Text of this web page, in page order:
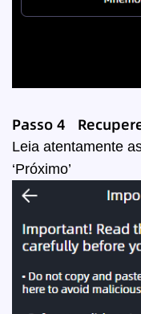
Passo 4
Leia atentamente
‘Próximo’